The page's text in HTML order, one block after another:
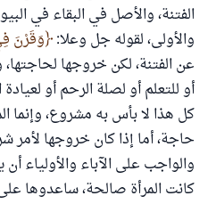
الفتنة، والأصل في البقاء في
والأولى، لقوله جل وعلا: وَقَرْنَ
عن الفتنة، لكن خروجها
أو للتعلم أو لصلة الرحم أو
كل هذا لا بأس به مشروع، وإنما
حاجة، أما إذا كان خروجها لأمر
والواجب على الآباء والأولياء
كانت المرأة صالحة، ساعدوها